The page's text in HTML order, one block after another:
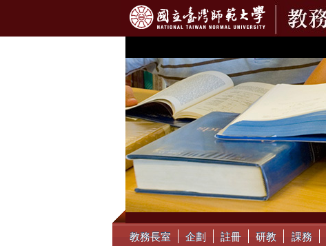
::: 教務長室 企劃 註冊 研教 課務